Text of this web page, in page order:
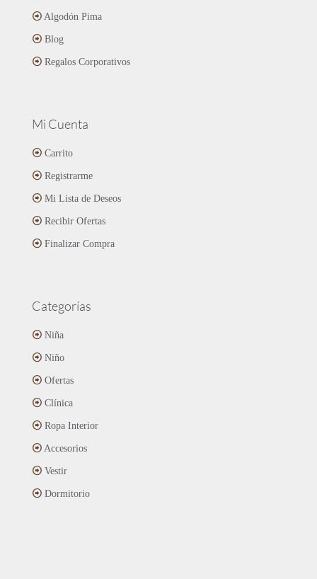
Algodón Pima
Blog
Regalos Corporativos
Mi Cuenta
Carrito
Registrarme
Mi Lista de Deseos
Recibir Ofertas
Finalizar Compra
Categorías
Niña
Niño
Ofertas
Clínica
Ropa Interior
Accesorios
Vestir
Dormitorio